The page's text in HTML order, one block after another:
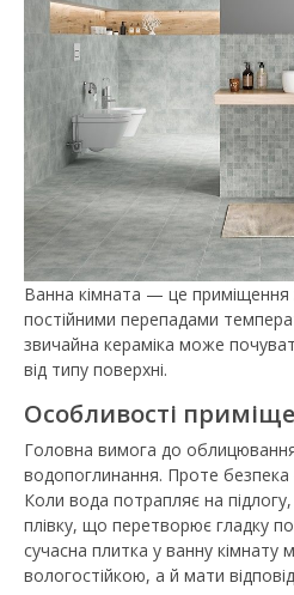
Ванна кімната — це приміщення
постійними перепадами
звичайна кераміка може
від типу поверхні.
Особливості
Головна вимога до
водопоглинання. Проте безпека
Коли вода потрапляє на
плівку, що перетворює гладку
сучасна плитка у ванну кімнату
вологостійкою, а й мати